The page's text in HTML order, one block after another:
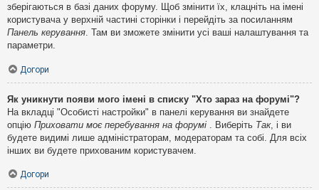
зберігаються в базі даних форуму. Щоб змінити їх, клацніть на імені
користувача у верхній частині сторінки і перейдіть за посиланням
Панель керування . Там ви зможете змінити усі ваші налаштування та
параметри.
Догори
Як уникнути появи мого імені в списку "Хто зараз на форумі"?
На вкладці "Особисті настройки" в панелі керування ви знайдете
опцію Приховати моє перебування на форумі . Виберіть Так, і ви
будете видимі лише адміністраторам, модераторам та собі. Для всіх
інших ви будете прихованим користувачем.
Догори